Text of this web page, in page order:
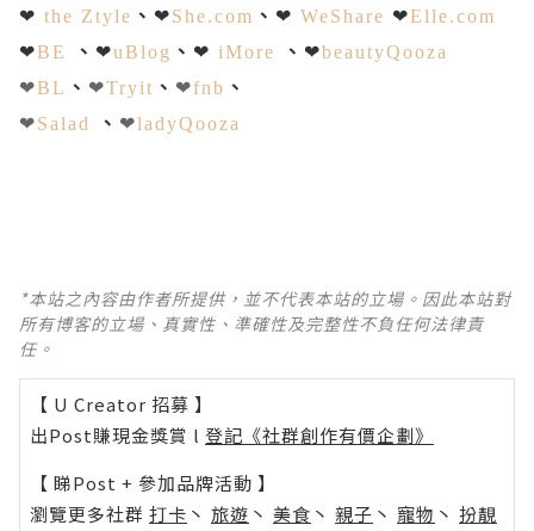
❤ the Ztyle 、 ❤She.com 、 ❤ WeShare ❤Elle.com
❤BE 、 ❤uBlog 、 ❤ iMore 、 ❤beautyQooza
❤BL 、 ❤Tryit 、 ❤fnb 、
❤Salad 、 ❤ladyQooza
*本站之內容由作者所提供，並不代表本站的立場。因此本站對
所有博客的立場、真實性、準確性及完整性不負任何法律責
任。
【 U Creator 招募 】
出Post賺現金獎賞 l 登記《社群創作有價企劃》
【 睇Post + 參加品牌活動 】
瀏覽更多社群 打卡 丶 旅遊 丶 美食 丶 親子 丶 寵物 丶 扮靚